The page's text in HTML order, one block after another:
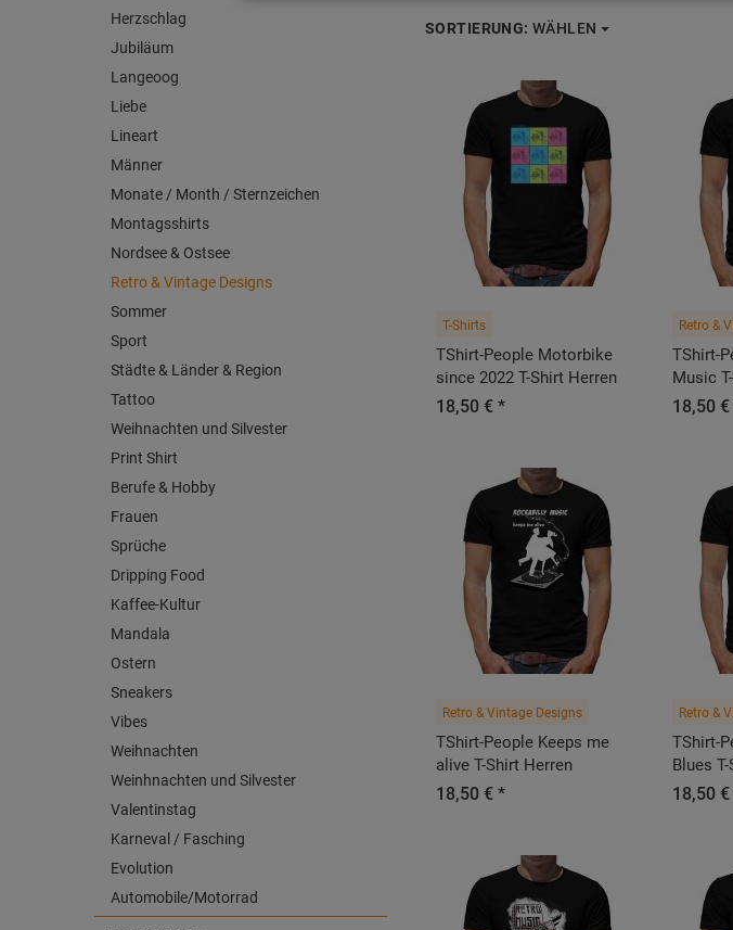
Herzschlag
Jubiläum
Langeoog
Liebe
Lineart
Männer
Monate / Month / Sternzeichen
Montagsshirts
Nordsee & Ostsee
Retro & Vintage Designs
Sommer
Sport
Städte & Länder & Region
Tattoo
Weihnachten und Silvester
Print Shirt
Berufe & Hobby
Frauen
Sprüche
Dripping Food
Kaffee-Kultur
Mandala
Ostern
Sneakers
Vibes
Weihnachten
Weinhnachten und Silvester
Valentinstag
Karneval / Fasching
Evolution
Automobile/Motorrad
SORTIERUNG: WÄHLEN
T-Shirts
TShirt-People Motorbike
since 2022 T-Shirt Herren
18,50 € *
Retro &
TShirt-
Music
18,50
Retro & Vintage Designs
TShirt-People Keeps me
alive T-Shirt Herren
18,50 € *
Retro &
TShirt-
Blues
18,50